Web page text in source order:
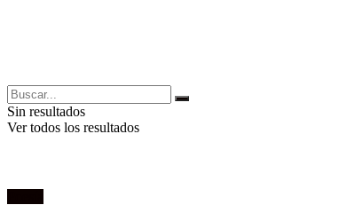
Sin resultados
Ver todos los resultados